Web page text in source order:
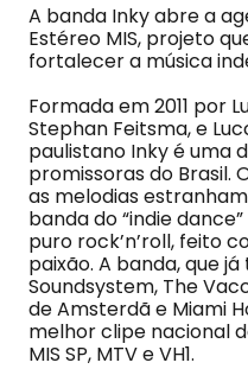
A banda Inky abre a
Estéreo MIS, projeto
fortalecer a música
Formada em 2011 por
Stephan Feitsma, e
paulistano Inky é uma
promissoras do Brasil.
as melodias
banda do “indie
puro rock’n’roll, feito
paixão. A banda, que
Soundsystem, The
de Amsterdã e Miami
melhor clipe nacional
MIS SP, MTV e VH1.